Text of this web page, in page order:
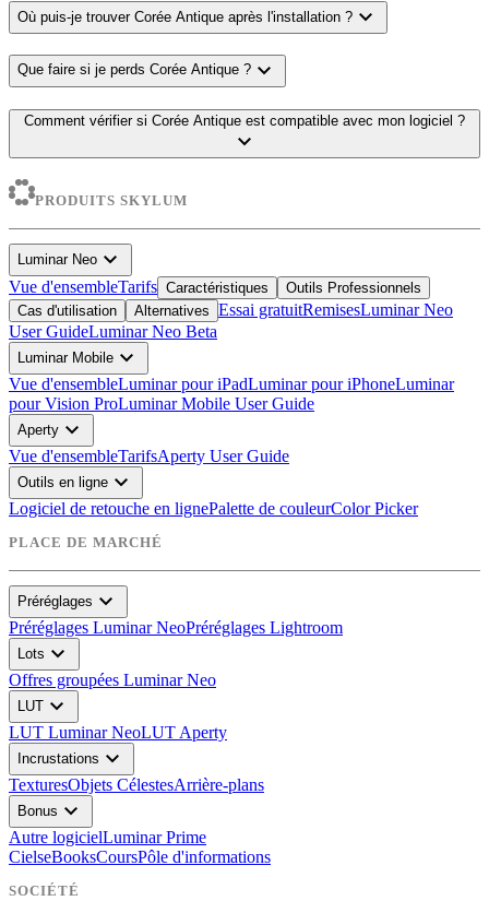
Où puis-je trouver Corée Antique après l'installation ? expand_more
Que faire si je perds Corée Antique ? expand_more
Comment vérifier si Corée Antique est compatible avec mon logiciel ?
expand_more
PRODUITS SKYLUM
Luminar Neo expand_more
Vue d'ensembleTarifs Caractéristiques
Outils Professionnels
Cas d'utilisation
Alternatives Essai gratuitRemisesLuminar Neo
User GuideLuminar Neo Beta
Luminar Mobile expand_more
Vue d'ensembleLuminar pour iPadLuminar pour iPhoneLuminar
pour Vision ProLuminar Mobile User Guide
Aperty expand_more
Vue d'ensembleTarifsAperty User Guide
Outils en ligne expand_more
Logiciel de retouche en lignePalette de couleurColor Picker
PLACE DE MARCHÉ
Préréglages expand_more
Préréglages Luminar NeoPréréglages Lightroom
Lots expand_more
Offres groupées Luminar Neo
LUT expand_more
LUT Luminar NeoLUT Aperty
Incrustations expand_more
TexturesObjets CélestesArrière-plans
Bonus expand_more
Autre logicielLuminar Prime
CielseBooksCoursPôle d'informations
SOCIÉTÉ